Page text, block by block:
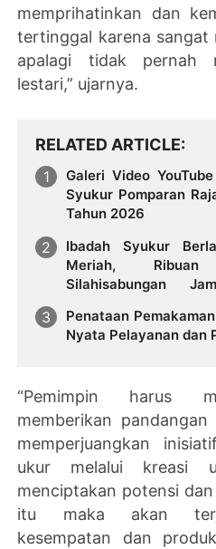
memprihatinkan dan
tertinggal karena sangat
apalagi tidak pernah
lestari,” ujarnya.
RELATED ARTICLE
Galeri Video
Syukur Pomparan
Tahun 2026
Ibadah Syukur
Meriah,
Silahisabungan
Penataan
Nyata Pelayanan dan
“Pemimpin harus
memberikan
memperjuangkan
ukur melalui kreasi
menciptakan potensi
itu maka akan
kesempatan dan